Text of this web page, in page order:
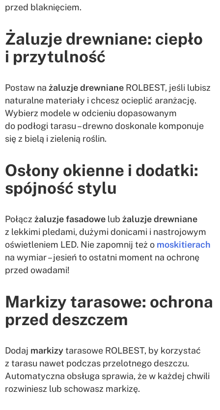
przed blaknięciem.
Żaluzje drewniane: ciepło
i przytulność
Postaw na żaluzje drewniane ROLBEST, jeśli lubisz
naturalne materiały i chcesz ocieplić aranżację.
Wybierz modele w odcieniu dopasowanym
do podłogi tarasu – drewno doskonale komponuje
się z bielą i zielenią roślin.
Osłony okienne i dodatki:
spójność stylu
Połącz żaluzje fasadowe lub żaluzje drewniane
z lekkimi pledami, dużymi donicami i nastrojowym
oświetleniem LED. Nie zapomnij też o moskitierach
na wymiar – jesień to ostatni moment na ochronę
przed owadami!
Markizy tarasowe: ochrona
przed deszczem
Dodaj markizytarasowe ROLBEST, by korzystać
z tarasu nawet podczas przelotnego deszczu.
Automatyczna obsługa sprawia, że w każdej chwili
rozwiniesz lub schowasz markizę.